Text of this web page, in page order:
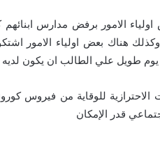
الامور برفض مدارس
هناك بعض اولياء الامور
طويل علي الطالب ان يكون لديه
الاحترازية للوقاية من فيروس
قدر الإمكان